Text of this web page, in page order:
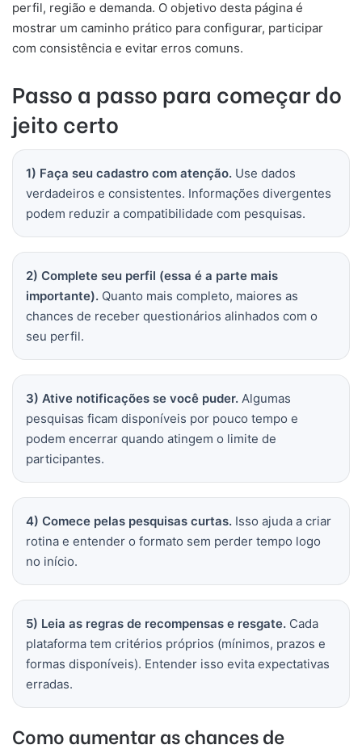
perfil, região e demanda. O objetivo desta página é
mostrar um caminho prático para configurar, participar
com consistência e evitar erros comuns.
Passo a passo para começar do
jeito certo
1) Faça seu cadastro com atenção. Use dados
verdadeiros e consistentes. Informações divergentes
podem reduzir a compatibilidade com pesquisas.
2) Complete seu perfil (essa é a parte mais
importante). Quanto mais completo, maiores as
chances de receber questionários alinhados com o
seu perfil.
3) Ative notificações se você puder. Algumas
pesquisas ficam disponíveis por pouco tempo e
podem encerrar quando atingem o limite de
participantes.
4) Comece pelas pesquisas curtas. Isso ajuda a criar
rotina e entender o formato sem perder tempo logo
no início.
5) Leia as regras de recompensas e resgate. Cada
plataforma tem critérios próprios (mínimos, prazos e
formas disponíveis). Entender isso evita expectativas
erradas.
Como aumentar as chances de